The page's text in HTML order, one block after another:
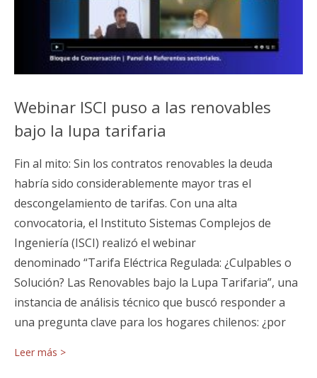
Webinar ISCI puso a las renovables
bajo la lupa tarifaria
Fin al mito: Sin los contratos renovables la deuda
habría sido considerablemente mayor tras el
descongelamiento de tarifas. Con una alta
convocatoria, el Instituto Sistemas Complejos de
Ingeniería (ISCI) realizó el webinar
denominado “Tarifa Eléctrica Regulada: ¿Culpables o
Solución? Las Renovables bajo la Lupa Tarifaria”, una
instancia de análisis técnico que buscó responder a
una pregunta clave para los hogares chilenos: ¿por
Leer más >